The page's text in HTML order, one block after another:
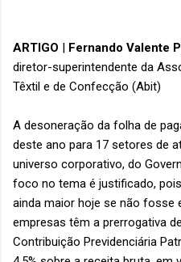
ARTIGO | Fernando Valente
diretor-superintendente da
Têxtil e de Confecção (Abit)
A desoneração da folha de
deste ano para 17 setores de
universo corporativo, do
foco no tema é justificado,
ainda maior hoje se não fosse
empresas têm a prerrogativa
Contribuição Previdenciária